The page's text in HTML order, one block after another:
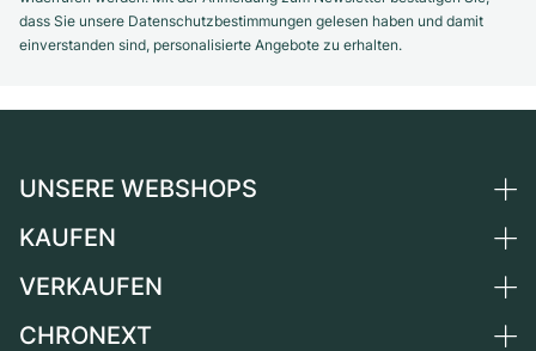
dass Sie unsere Datenschutzbestimmungen gelesen haben und damit
einverstanden sind, personalisierte Angebote zu erhalten.
UNSERE WEBSHOPS
Deutschland
Schweiz
KAUFEN
Alle Luxusuhren
VERKAUFEN
Uhr verkaufen
CHRONEXT